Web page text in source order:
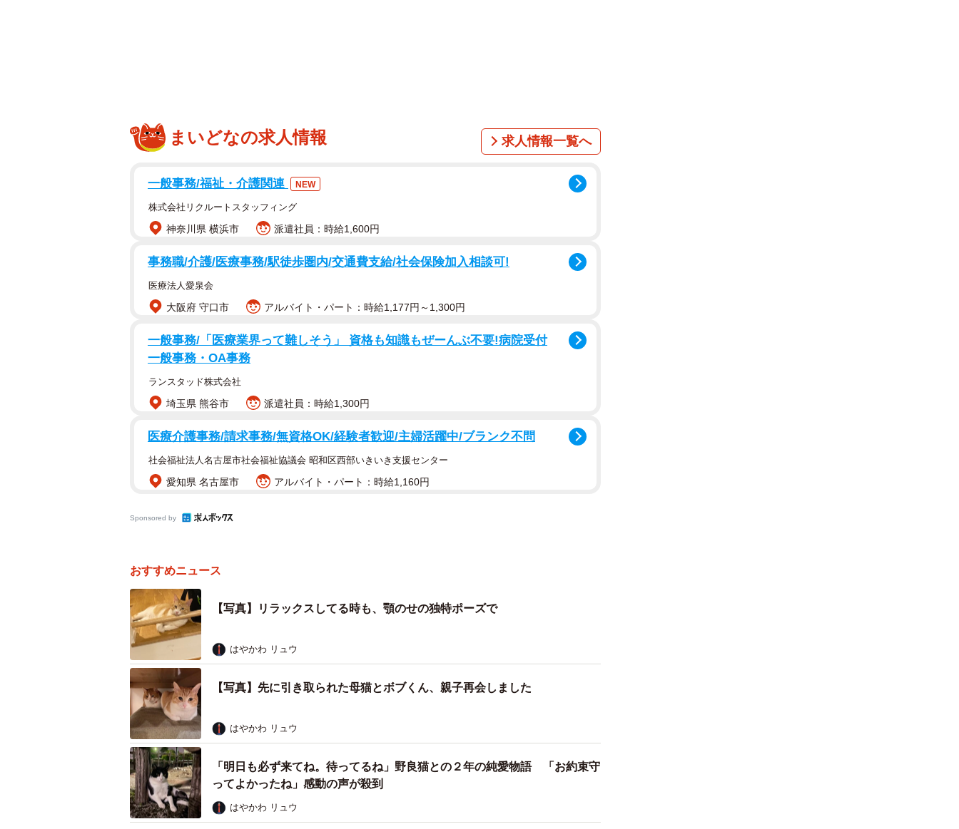
「いつもボブはごはんを食べた後にトイレをする習慣なので、朝ごはんの後、片付けをしな
がらパッと見たらあんな格好をしていました。”わ～また変な格好してトイレしてるわ～”と
思って写真を撮り、投稿しました」
まいどなの求人情報 求人情報一覧へ
一般事務/福祉・介護関連 NEW
株式会社リクルートスタッフィング
神奈川県 横浜市 派遣社員：時給1,600円
事務職/介護/医療事務/駅徒歩圏内/交通費支給/社会保険加入相談可!
医療法人愛泉会
大阪府 守口市 アルバイト・パート：時給1,177円～1,300円
一般事務/「医療業界って難しそう」 資格も知識もぜーんぶ不要!病院受付
一般事務・OA事務
ランスタッド株式会社
埼玉県 熊谷市 派遣社員：時給1,300円
医療介護事務/請求事務/無資格OK/経験者歓迎/主婦活躍中/ブランク不問
社会福祉法人名古屋市社会福祉協議会 昭和区西部いきいき支援センター
愛知県 名古屋市 アルバイト・パート：時給1,160円
Sponsored by
おすすめニュース
【写真】リラックスしてる時も、顎のせの独特ポーズで
はやかわ リュウ
【写真】先に引き取られた母猫とボブくん、親子再会しました
はやかわ リュウ
「明日も必ず来てね。待ってるね」野良猫との２年の純愛物語 「お約束守
ってよかったね」感動の声が殺到
はやかわ リュウ